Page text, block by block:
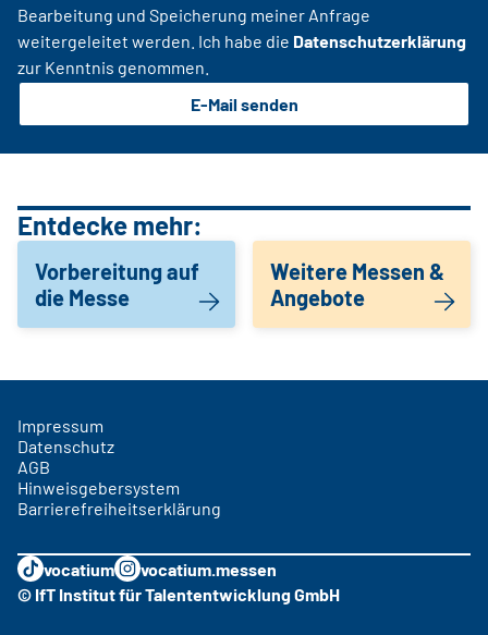
Bearbeitung und Speicherung meiner Anfrage
weitergeleitet werden. Ich habe die Datenschutzerklärung
zur Kenntnis genommen.
E-Mail senden
Entdecke mehr:
Vorbereitung auf
die Messe
Weitere Messen &
Angebote
Impressum
Datenschutz
AGB
Hinweisgebersystem
Barrierefreiheitserklärung
vocatium
vocatium.messen
© IfT Institut für Talententwicklung GmbH